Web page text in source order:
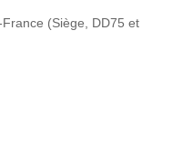
(Siège, DD75 et